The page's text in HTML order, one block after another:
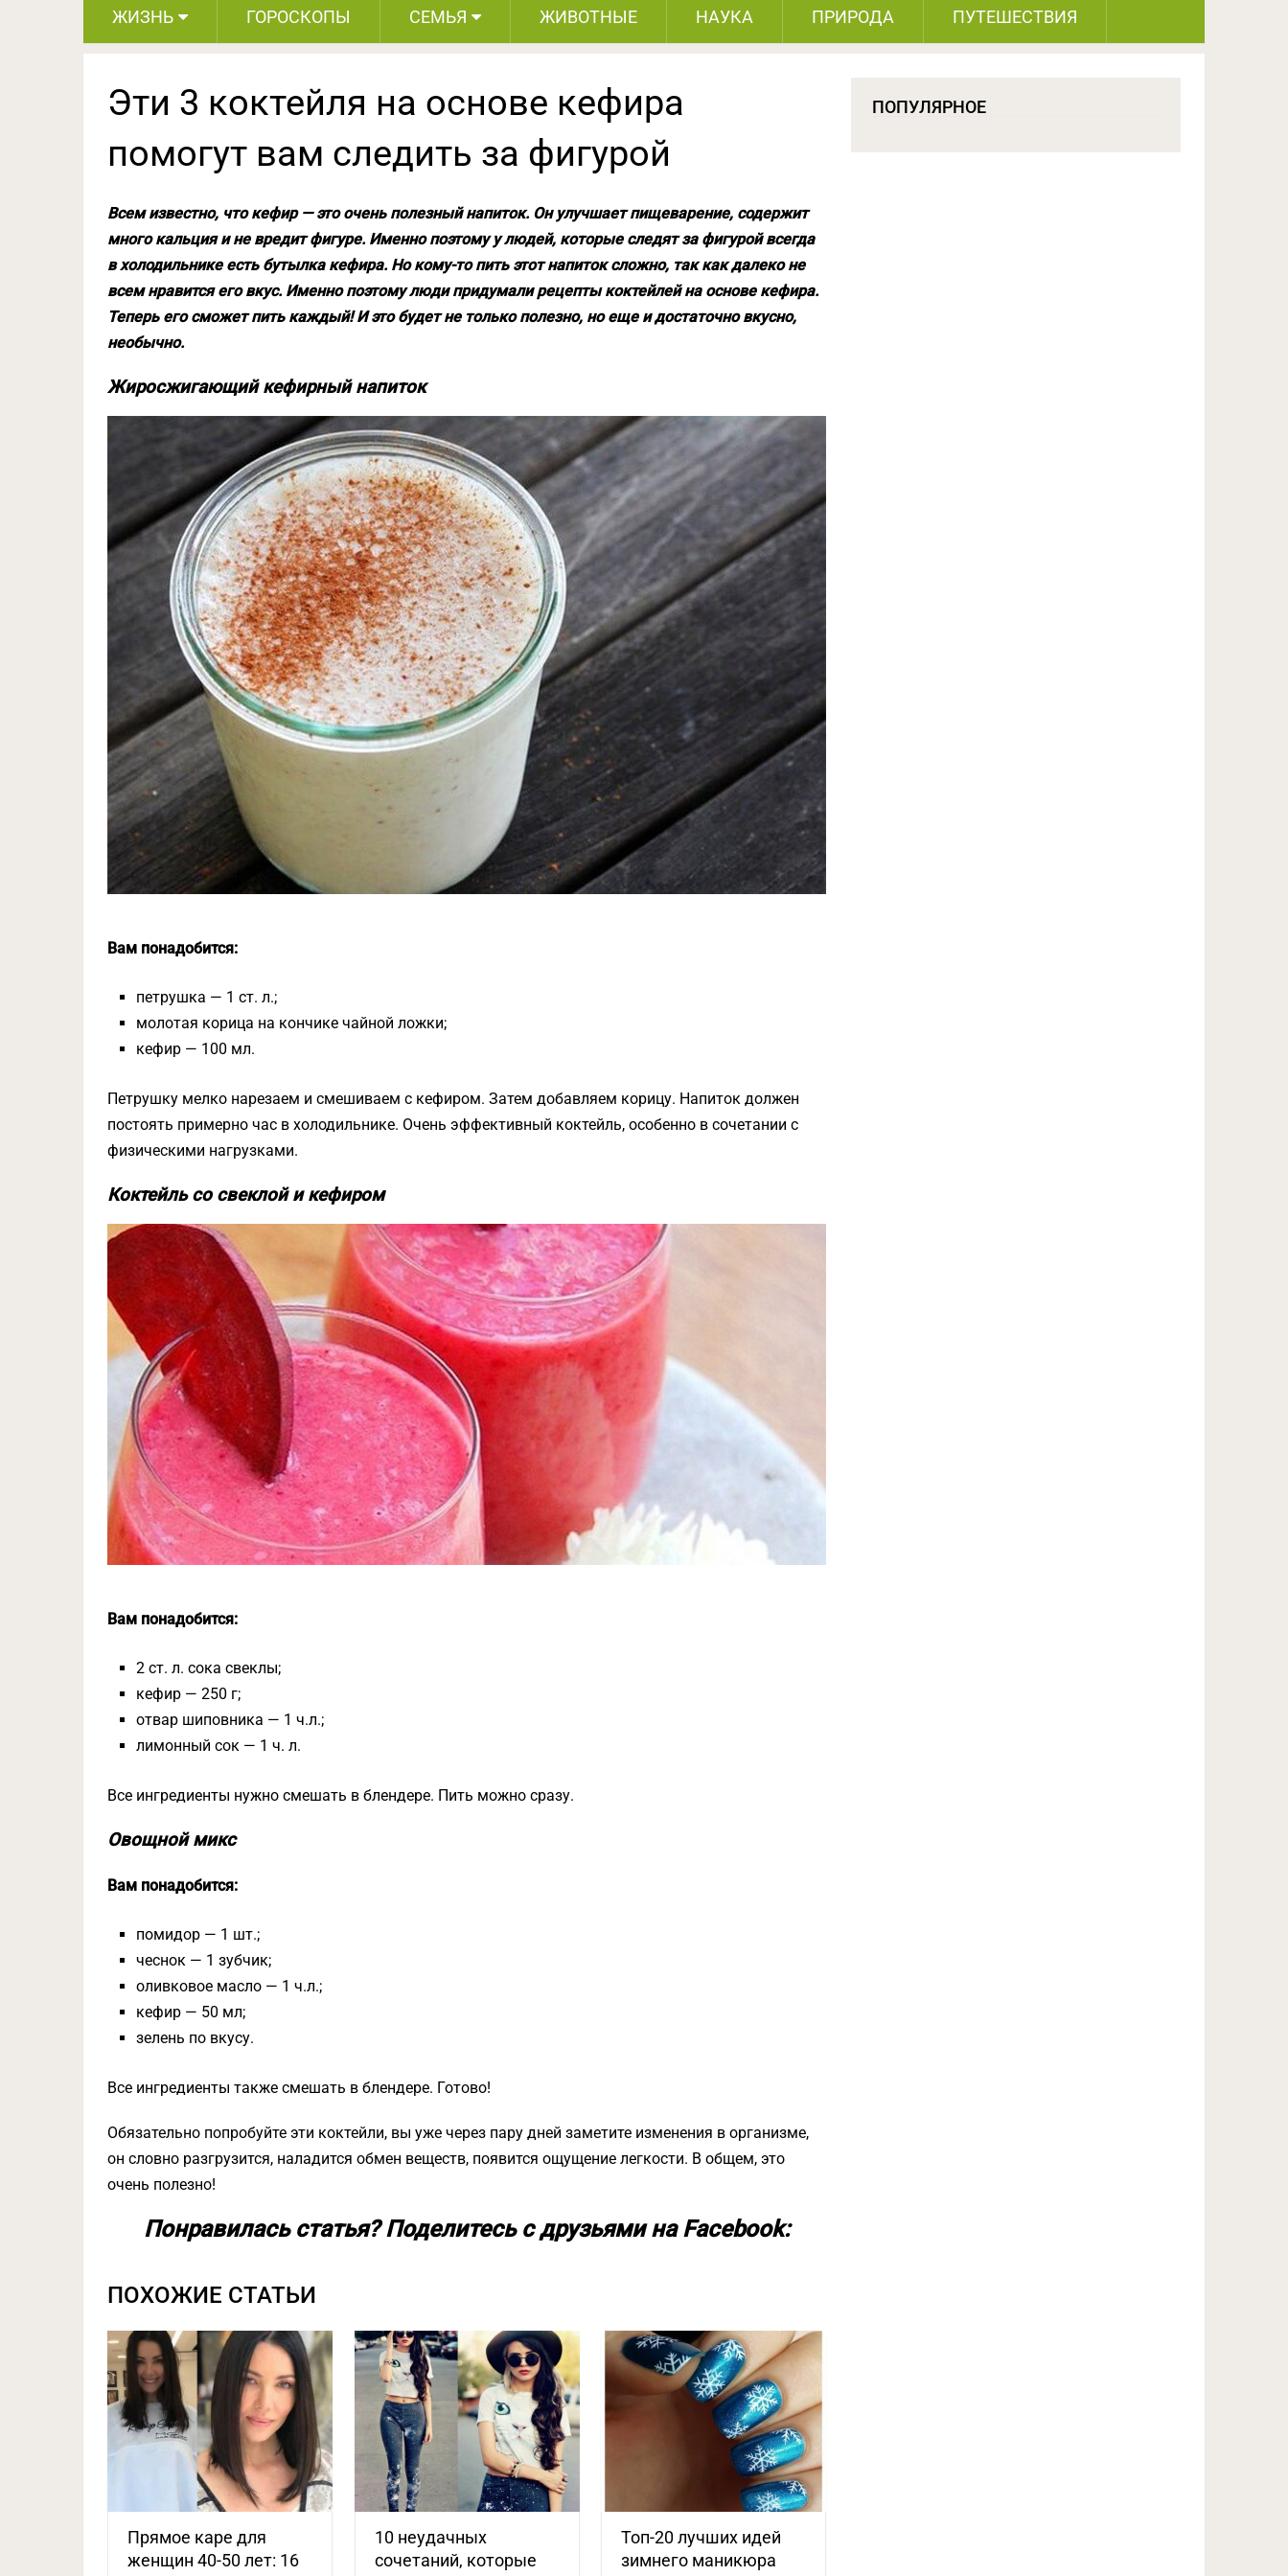
ЖИЗНЬ ГОРОСКОПЫ СЕМЬЯ ЖИВОТНЫЕ НАУКА ПРИРОДА ПУТЕШЕСТВИЯ
Эти 3 коктейля на основе кефира
помогут вам следить за фигурой
Всем известно, что кефир — это очень полезный напиток. Он улучшает пищеварение, содержит
много кальция и не вредит фигуре. Именно поэтому у людей, которые следят за фигурой всегда
в холодильнике есть бутылка кефира. Но кому-то пить этот напиток сложно, так как далеко не
всем нравится его вкус. Именно поэтому люди придумали рецепты коктейлей на основе кефира.
Теперь его сможет пить каждый! И это будет не только полезно, но еще и достаточно вкусно,
необычно.
Жиросжигающий кефирный напиток
Вам понадобится:
петрушка — 1 ст. л.;
молотая корица на кончике чайной ложки;
кефир — 100 мл.
Петрушку мелко нарезаем и смешиваем с кефиром. Затем добавляем корицу. Напиток должен
постоять примерно час в холодильнике. Очень эффективный коктейль, особенно в сочетании с
физическими нагрузками.
Коктейль со свеклой и кефиром
Вам понадобится:
2 ст. л. сока свеклы;
кефир — 250 г;
отвар шиповника — 1 ч.л.;
лимонный сок — 1 ч. л.
Все ингредиенты нужно смешать в блендере. Пить можно сразу.
Овощной микс
Вам понадобится:
помидор — 1 шт.;
чеснок — 1 зубчик;
оливковое масло — 1 ч.л.;
кефир — 50 мл;
зелень по вкусу.
Все ингредиенты также смешать в блендере. Готово!
Обязательно попробуйте эти коктейли, вы уже через пару дней заметите изменения в организме,
он словно разгрузится, наладится обмен веществ, появится ощущение легкости. В общем, это
очень полезно!
Понравилась статья? Поделитесь с друзьями на Facebook:
ПОХОЖИЕ СТАТЬИ
Прямое каре для
женщин 40-50 лет: 16
10 неудачных
сочетаний, которые
Топ-20 лучших идей
зимнего маникюра
ПОПУЛЯРНОЕ